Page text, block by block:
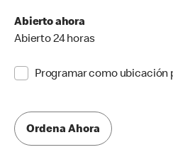
Abierto ahora
Abierto 24 horas
Programar como ubicación
Ordena Ahora